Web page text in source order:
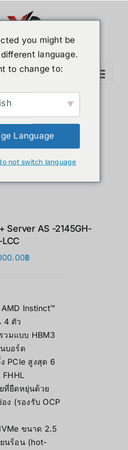
Order
Server AS -2145GH-
฿
Instinct™
4 ตัว
วมแบบ HBM3
บอร์ด
PCIe สูงสุด 6
FHHL
ที่ยืดหยุ่นด้วย
ง (รองรับ OCP
ขนาด 2.5
นร้อน (hot-
you might be
language.
to change to:
Language
not switch language